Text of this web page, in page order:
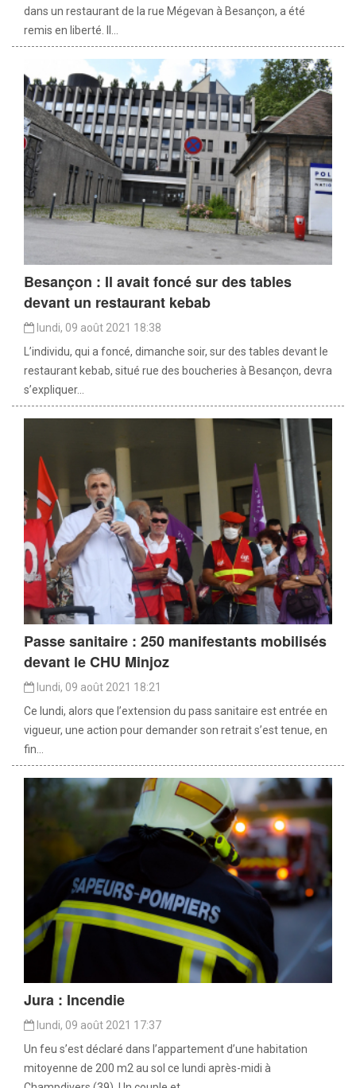
dans un restaurant de la rue Mégevan à Besançon, a été
remis en liberté. Il...
Besançon : Il avait foncé sur des tables
devant un restaurant kebab
lundi, 09 août 2021 18:38
L’individu, qui a foncé, dimanche soir, sur des tables devant le
restaurant kebab, situé rue des boucheries à Besançon, devra
s’expliquer...
Passe sanitaire : 250 manifestants mobilisés
devant le CHU Minjoz
lundi, 09 août 2021 18:21
Ce lundi, alors que l’extension du pass sanitaire est entrée en
vigueur, une action pour demander son retrait s’est tenue, en
fin...
Jura : Incendie
lundi, 09 août 2021 17:37
Un feu s’est déclaré dans l’appartement d’une habitation
mitoyenne de 200 m2 au sol ce lundi après-midi à